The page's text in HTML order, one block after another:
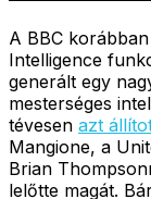
A BBC
Intelligence
generált egy
mesterséges
tévesen azt
Mangione, a
Brian
lelőtte magát.